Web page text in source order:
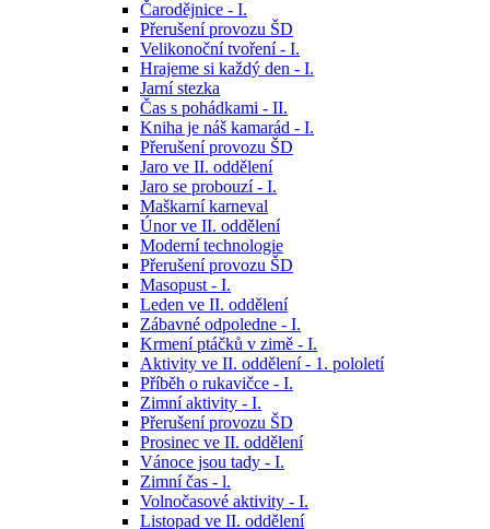
Čarodějnice - I.
Přerušení provozu ŠD
Velikonoční tvoření - I.
Hrajeme si každý den - I.
Jarní stezka
Čas s pohádkami - II.
Kniha je náš kamarád - I.
Přerušení provozu ŠD
Jaro ve II. oddělení
Jaro se probouzí - I.
Maškarní karneval
Únor ve II. oddělení
Moderní technologie
Přerušení provozu ŠD
Masopust - I.
Leden ve II. oddělení
Zábavné odpoledne - I.
Krmení ptáčků v zimě - I.
Aktivity ve II. oddělení - 1. pololetí
Příběh o rukavičce - I.
Zimní aktivity - I.
Přerušení provozu ŠD
Prosinec ve II. oddělení
Vánoce jsou tady - I.
Zimní čas - l.
Volnočasové aktivity - I.
Listopad ve II. oddělení